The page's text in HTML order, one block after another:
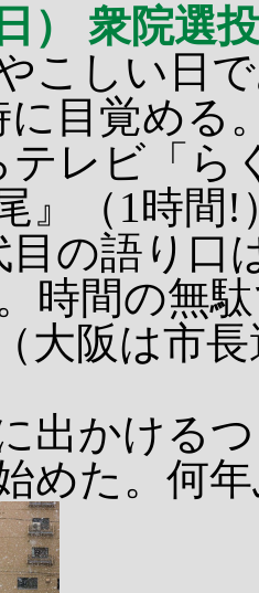
） 衆院選
こしい日
に目覚める
レビ「ら
』（1時
の語り口
時間の無
大阪は市
出かける
めた。何